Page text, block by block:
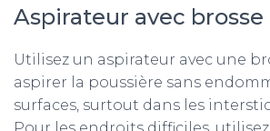
Aspirateur avec
Utilisez un aspirateur avec une
aspirer la poussière sans
surfaces, surtout dans les